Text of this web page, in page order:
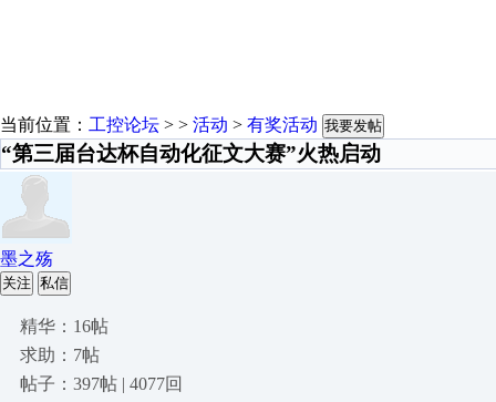
当前位置： 工控论坛 > > 活动 > 有奖活动 我要发帖
“第三届台达杯自动化征文大赛”火热启动
墨之殇
关注 私信
精华：16帖
求助：7帖
帖子：397帖 | 4077回